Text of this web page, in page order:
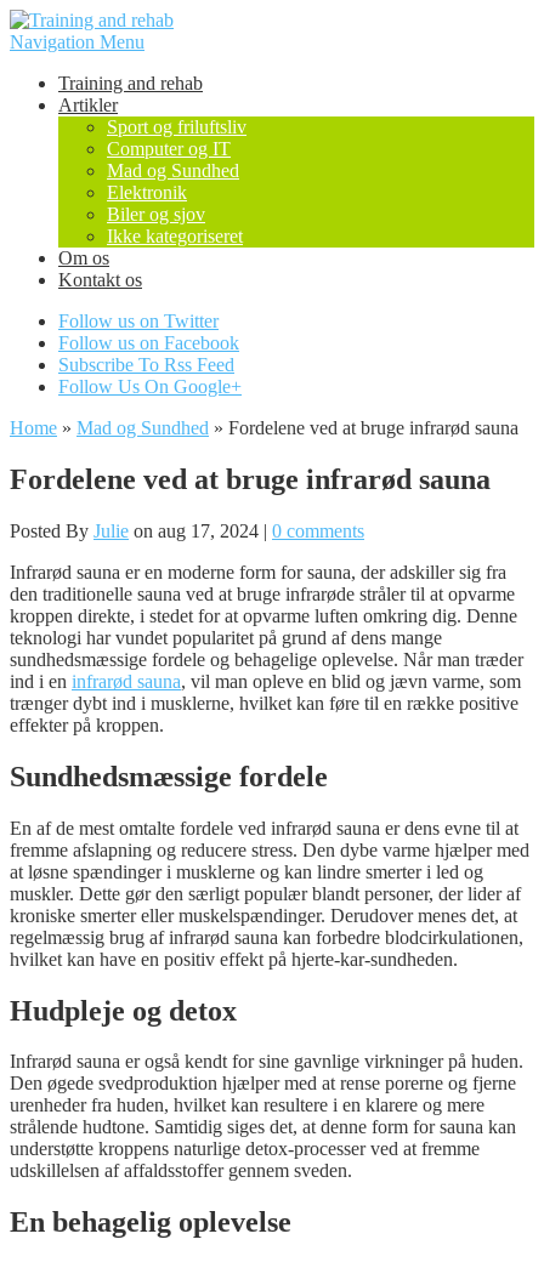
Navigation Menu
Training and rehab
Artikler
Sport og friluftsliv
Computer og IT
Mad og Sundhed
Elektronik
Biler og sjov
Ikke kategoriseret
Om os
Kontakt os
Follow us on Twitter
Follow us on Facebook
Subscribe To Rss Feed
Follow Us On Google+
Home » Mad og Sundhed » Fordelene ved at bruge infrarød sauna
Fordelene ved at bruge infrarød sauna
Posted By Julie on aug 17, 2024 | 0 comments
Infrarød sauna er en moderne form for sauna, der adskiller sig fra
den traditionelle sauna ved at bruge infrarøde stråler til at opvarme
kroppen direkte, i stedet for at opvarme luften omkring dig. Denne
teknologi har vundet popularitet på grund af dens mange
sundhedsmæssige fordele og behagelige oplevelse. Når man træder
ind i en infrarød sauna, vil man opleve en blid og jævn varme, som
trænger dybt ind i musklerne, hvilket kan føre til en række positive
effekter på kroppen.
Sundhedsmæssige fordele
En af de mest omtalte fordele ved infrarød sauna er dens evne til at
fremme afslapning og reducere stress. Den dybe varme hjælper med
at løsne spændinger i musklerne og kan lindre smerter i led og
muskler. Dette gør den særligt populær blandt personer, der lider af
kroniske smerter eller muskelspændinger. Derudover menes det, at
regelmæssig brug af infrarød sauna kan forbedre blodcirkulationen,
hvilket kan have en positiv effekt på hjerte-kar-sundheden.
Hudpleje og detox
Infrarød sauna er også kendt for sine gavnlige virkninger på huden.
Den øgede svedproduktion hjælper med at rense porerne og fjerne
urenheder fra huden, hvilket kan resultere i en klarere og mere
strålende hudtone. Samtidig siges det, at denne form for sauna kan
understøtte kroppens naturlige detox-processer ved at fremme
udskillelsen af affaldsstoffer gennem sveden.
En behagelig oplevelse